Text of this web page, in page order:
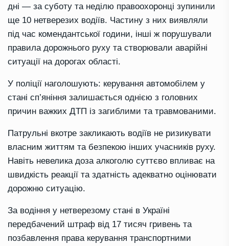
дні — за суботу та неділю правоохоронці зупинили
ще 10 нетверезих водіїв. Частину з них виявляли
під час комендантської години, інші ж порушували
правила дорожнього руху та створювали аварійні
ситуації на дорогах області.
У поліції наголошують: керування автомобілем у
стані сп’яніння залишається однією з головних
причин важких ДТП із загиблими та травмованими.
Патрульні вкотре закликають водіїв не ризикувати
власним життям та безпекою інших учасників руху.
Навіть невелика доза алкоголю суттєво впливає на
швидкість реакції та здатність адекватно оцінювати
дорожню ситуацію.
За водіння у нетверезому стані в Україні
передбачений штраф від 17 тисяч гривень та
позбавлення права керування транспортними